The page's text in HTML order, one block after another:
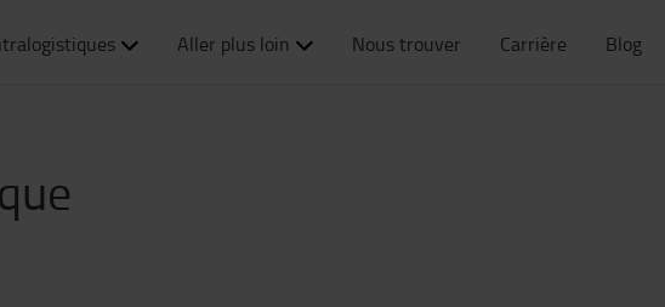
Aller plus loin Nous trouver Carrière Blog